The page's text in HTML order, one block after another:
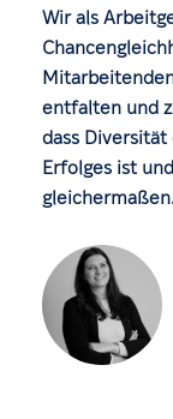
Wir als
entfalten und
dass
Erfolges ist